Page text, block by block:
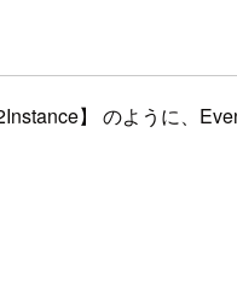
】 のように、